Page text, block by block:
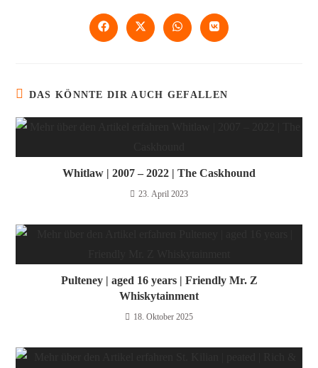
DAS KÖNNTE DIR AUCH GEFALLEN
Whitlaw | 2007 – 2022 | The Caskhound
23. April 2023
Pulteney | aged 16 years | Friendly Mr. Z
Whiskytainment
18. Oktober 2025